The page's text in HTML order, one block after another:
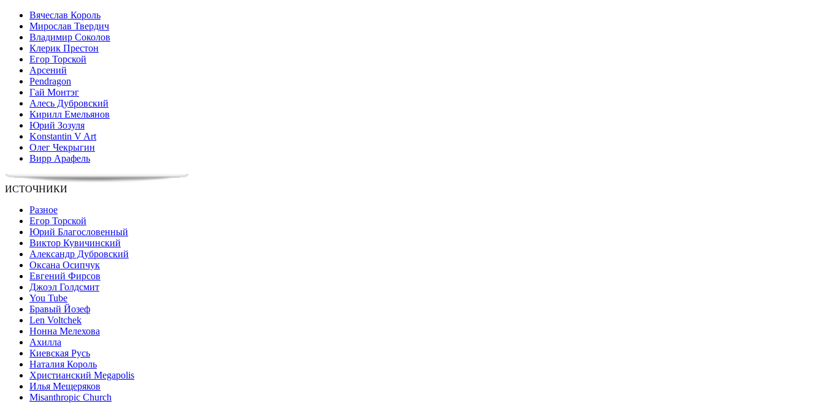
Вячеслав Король
Мирослав Твердич
Владимир Соколов
Клерик Престон
Егор Topской
Арсений
Pendragon
Гай Монтэг
Алесь Дубровский
Кирилл Емельянов
Юрий Зозуля
Konstantin V Art
Олег Чекрыгин
Вирр Арафель
ИСТОЧНИКИ
Разное
Егор Торской
Юрий Благословенный
Виктор Кувичинский
Александр Дубровский
Оксана Осипчук
Евгений Фирсов
Джоэл Голдсмит
You Tube
Бравый Йозеф
Len Voltchek
Нонна Мелехова
Ахилла
Киевская Русь
Наталия Король
Христианский Megapolis
Илья Мещеряков
Misanthropic Church